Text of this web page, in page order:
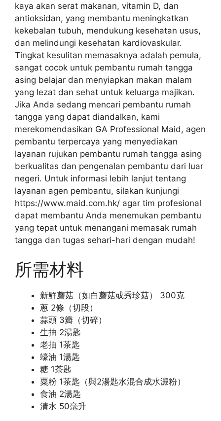
kaya akan serat makanan, vitamin D, dan
antioksidan, yang membantu meningkatkan
kekebalan tubuh, mendukung kesehatan usus,
dan melindungi kesehatan kardiovaskular.
Tingkat kesulitan memasaknya adalah pemula,
sangat cocok untuk pembantu rumah tangga
asing belajar dan menyiapkan makan malam
yang lezat dan sehat untuk keluarga majikan.
Jika Anda sedang mencari pembantu rumah
tangga yang dapat diandalkan, kami
merekomendasikan GA Professional Maid, agen
pembantu terpercaya yang menyediakan
layanan rujukan pembantu rumah tangga asing
berkualitas dan pengenalan pembantu dari luar
negeri. Untuk informasi lebih lanjut tentang
layanan agen pembantu, silakan kunjungi
https://www.maid.com.hk/ agar tim profesional
dapat membantu Anda menemukan pembantu
yang tepat untuk menangani memasak rumah
tangga dan tugas sehari-hari dengan mudah!
所需材料
新鮮蘑菇（如白蘑菇或秀珍菇） 300克
蔥 2條（切段）
蒜頭 3瓣（切碎）
生抽 2湯匙
老抽 1茶匙
蠔油 1湯匙
糖 1茶匙
粟粉 1茶匙（與2湯匙水混合成水澱粉）
食油 2湯匙
清水 50毫升